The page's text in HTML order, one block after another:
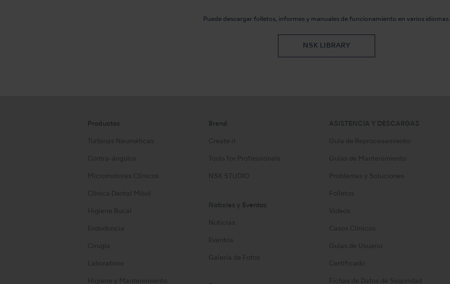
Puede descargar folletos, informes y manuales de funcionamiento en varios idiomas.
NSK LIBRARY
Productos
Turbinas Neumáticas
Contra-ángulos
Micromotores Clínicos
Clínica Dental Móvil
Higiene Bucal
Endodoncia
Cirugía
Laboratorio
Higiene y Mantenimiento
Brand
Create it
Tools for Professionals
NSK STUDIO
Noticias y Eventos
Noticias
Eventos
Galería de Fotos
ASISTENCIA Y DESCARGAS
Guía de Reprocesamiento
Guías de Mantenimiento
Problemas y Soluciones
Folletos
Videos
Casos Clínicos
Guías de Usuario
Certificado
Fichas de Datos de Seguridad